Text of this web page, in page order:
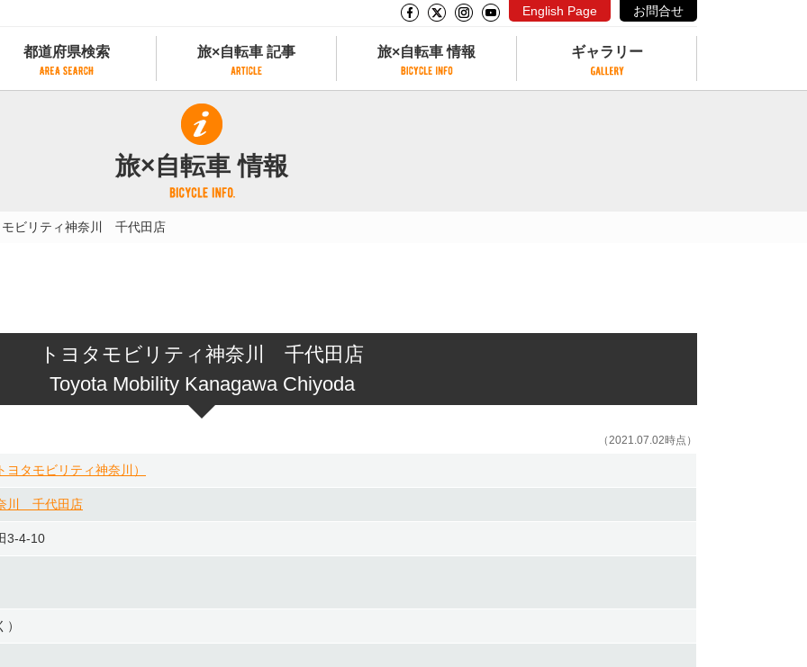
English Page お問合せ
都道府県検索
県別サイクリング情報
県アクセスランキング
旅×自転車 記事
旅×自転車 記事
記事一覧
カテゴリから探す
タグから探す
旅×自転車 情報
サイクリストにやさしい宿
サイクルトレイン
タンデム自転車があるレンタサイクル
レンタサイクルがある道の駅
ギャラリー
旅×自転車 情報
モビリティ神奈川 千代田店
トヨタモビリティ神奈川 千代田店
Toyota Mobility Kanagawa Chiyoda
（2021.07.02時点）
タモビリティ神奈川）
川 千代田店
3-4-10